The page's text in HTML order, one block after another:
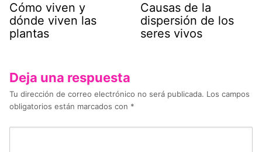
Cómo viven y
dónde viven las
plantas
Causas de la
dispersión de los
seres vivos
Deja una respuesta
Tu dirección de correo electrónico no será publicada. Los campos
obligatorios están marcados con *